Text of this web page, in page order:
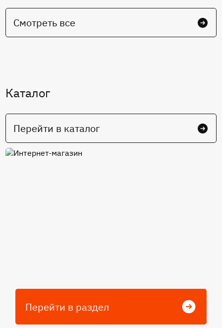
Смотреть все
Каталог
Перейти в каталог
Интернет-магазин
Перейти в раздел